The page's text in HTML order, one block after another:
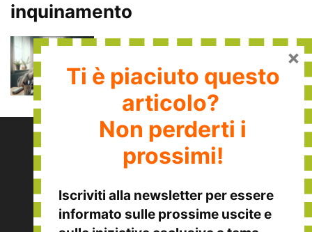
inquinamento
I pericoli delle microplastiche
nella dieta: ingeriamo una carta
di credito...
Redazione 6 Marzo 2024
Ti è piaciuto questo
articolo?
Non perderti i
prossimi!
Iscriviti alla newsletter per essere
informato sulle prossime uscitee
×